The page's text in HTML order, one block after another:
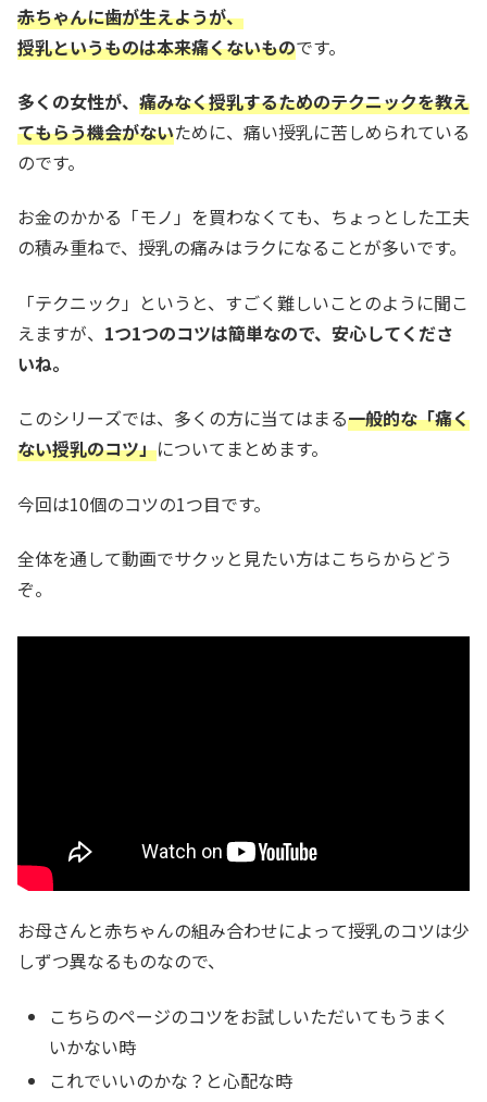
赤ちゃんに歯が生えようが、
授乳というものは本来痛くないものです。
多くの女性が、 痛みなく授乳するためのテクニックを教え
てもらう機会がないために、痛い授乳に苦しめられている
のです。
お金のかかる「モノ」を買わなくても、ちょっとした工夫
の積み重ねで、授乳の痛みはラクになることが多いです。
「テクニック」というと、すごく難しいことのように聞こ
えますが、 1つ1つのコツは簡単なので、安心してくださ
いね。
このシリーズでは、多くの方に当てはまる一般的な「痛く
ない授乳のコツ」についてまとめます。
今回は10個のコツの1つ目です。
全体を通して動画でサクッと見たい方はこちらからどう
ぞ。
お母さんと赤ちゃんの組み合わせによって授乳のコツは少
しずつ異なるものなので、
こちらのページのコツをお試しいただいてもうまく
いかない時
これでいいのかな？と心配な時